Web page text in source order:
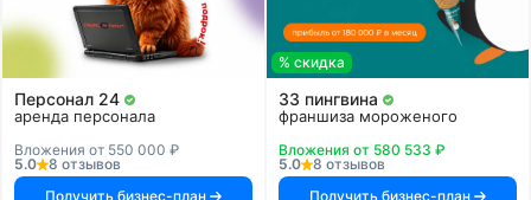
Персонал 24
аренда персонала
Вложения от 550 000 ₽
5.0
8 отзывов
Получить бизнес-план
% скидка
33 пингвина
франшиза мороженого
Вложения от 580 533 ₽
5.0
8 отзывов
Получить бизнес-план